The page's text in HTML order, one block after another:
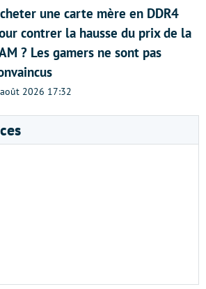
une carte mère en DDR4
contrer la hausse du prix de la
? Les gamers ne sont pas
2026 17:32